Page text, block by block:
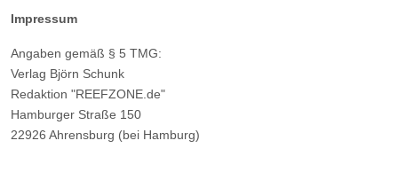
Impressum
Angaben gemäß § 5 TMG:
Verlag Björn Schunk
Redaktion "REEFZONE.de"
Hamburger Straße 150
22926 Ahrensburg (bei Hamburg)